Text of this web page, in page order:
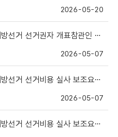
2026-05-20
선거권자 개표참관인 신청 안내
2026-05-07
실사 보조요원 면접심사 결과 및 최종 합격자 결정
2026-05-07
사 보조요원 면접 심사 대상자 및 면접 심사 변경 안내